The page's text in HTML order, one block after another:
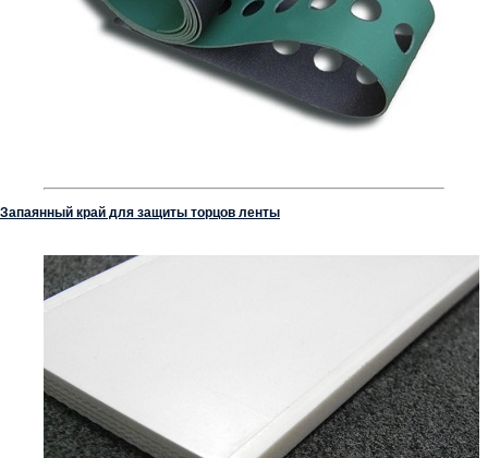
Запаянный край для защиты торцов ленты